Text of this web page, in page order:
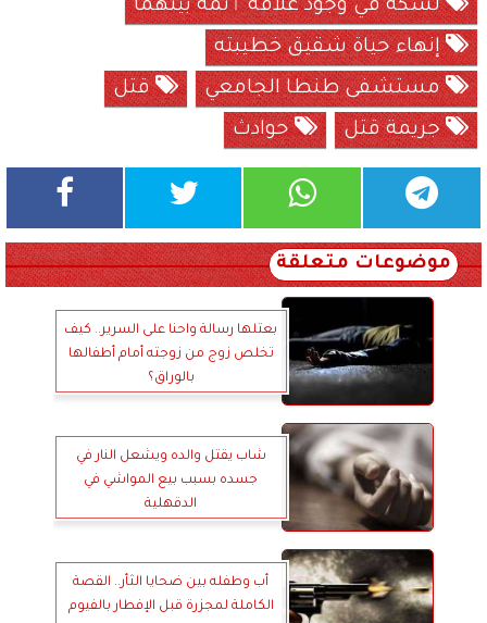
لشكه في وجود علاقه ٱثمه بينهما
إنهاء حياة شقيق خطيبته
مستشفى طنطا الجامعي
قتل
جريمة قتل
حوادث
موضوعات متعلقة
بعتلها رسالة واحنا على السرير.. كيف
تخلص زوج من زوجته أمام أطفالها
بالوراق؟
شاب يقتل والده ويشعل النار في
جسده بسبب بيع المواشي في
الدقهلية
أب وطفله بين ضحايا الثأر.. القصة
الكاملة لمجزرة قبل الإفطار بالفيوم